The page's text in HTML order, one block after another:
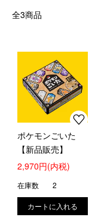
全3商品
ポケモンごいた
【新品販売】
2,970円(内税)
在庫数 2